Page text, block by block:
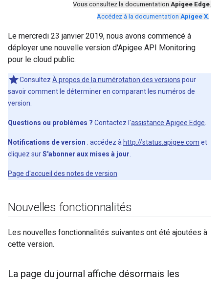
Vous consultez la documentation Apigee Edge.
Accédez à la documentation Apigee X.
Le mercredi 23 janvier 2019, nous avons commencé à
déployer une nouvelle version d'Apigee API Monitoring
pour le cloud public.
Consultez À propos de la numérotation des versions pour
savoir comment le déterminer en comparant les numéros de
version.
Questions ou problèmes ? Contactez l'assistance Apigee Edge
Notifications de version : accédez à http://status.apigee.com et
cliquez surS'abonner aux mises à jour
Page d'accueil des notes de version
Nouvelles fonctionnalités
Les nouvelles fonctionnalités suivantes ont été ajoutées à
cette version.
La page du journal affiche désormais les